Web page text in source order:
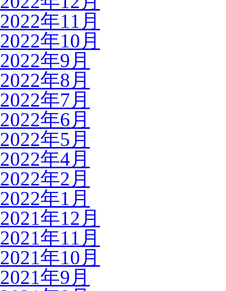
2022年11月
2022年10月
2022年9月
2022年8月
2022年7月
2022年6月
2022年5月
2022年4月
2022年2月
2022年1月
2021年12月
2021年11月
2021年10月
2021年9月